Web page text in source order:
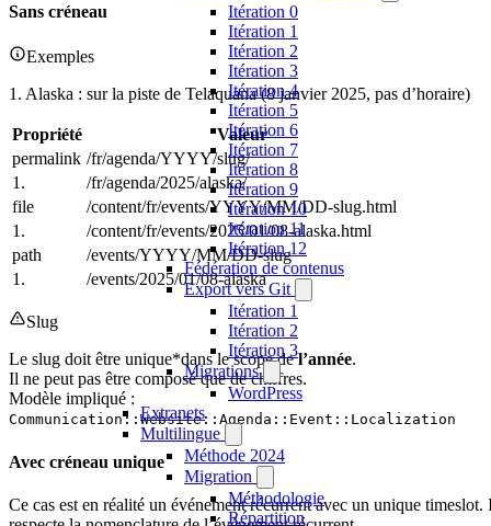
Itération 0
Itération 1
Itération 2
Itération 3
Itération 4
Itération 5
Itération 6
Itération 7
Itération 8
Itération 9
Itération 10
Itération 11
Itération 12
Fédération de contenus
Export vers Git
Itération 1
Itération 2
Itération 3
Migrations
WordPress
Extranets
Multilingue
Méthode 2024
Migration
Méthodologie
Répartition
Sans créneau
Exemples
1. Alaska : sur la piste de Telaquana (8 janvier 2025, pas d’horaire)
Propriété
Valeur
permalink /fr/agenda/YYYY/slug/
1.
/fr/agenda/2025/alaska/
file
/content/fr/events/YYYY/MM/DD-slug.html
1.
/content/fr/events/2025/01/08-alaska.html
path
/events/YYYY/MM/DD-slug
1.
/events/2025/01/08-alaska
Slug
Le slug doit être unique*dans le scope del’année.
Il ne peut pas être composé que de chiffres.
Modèle impliqué :
Communication::Website::Agenda::Event::Localization
Avec créneau unique
Ce cas est en réalité un événement récurrent avec un unique timeslot.